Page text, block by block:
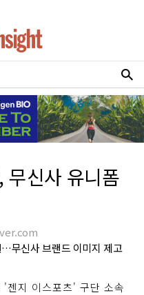
무신사 유니폼
무신사 브랜드 이미지 제고
젠지 이스포츠' 구단 소속